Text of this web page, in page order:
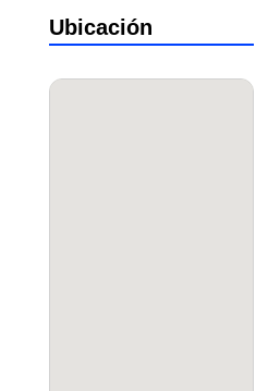
Ubicación